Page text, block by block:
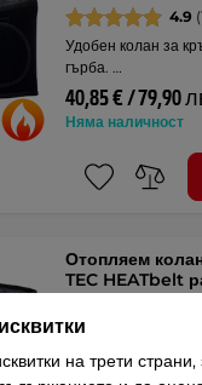
4.9
Удобен колан за
гърба. …
40,85 € / 79,90
Няма наличност
Отопляем
TEC HEATbelt
Колан за кръста,
Перфектен е за …
на трети страни,